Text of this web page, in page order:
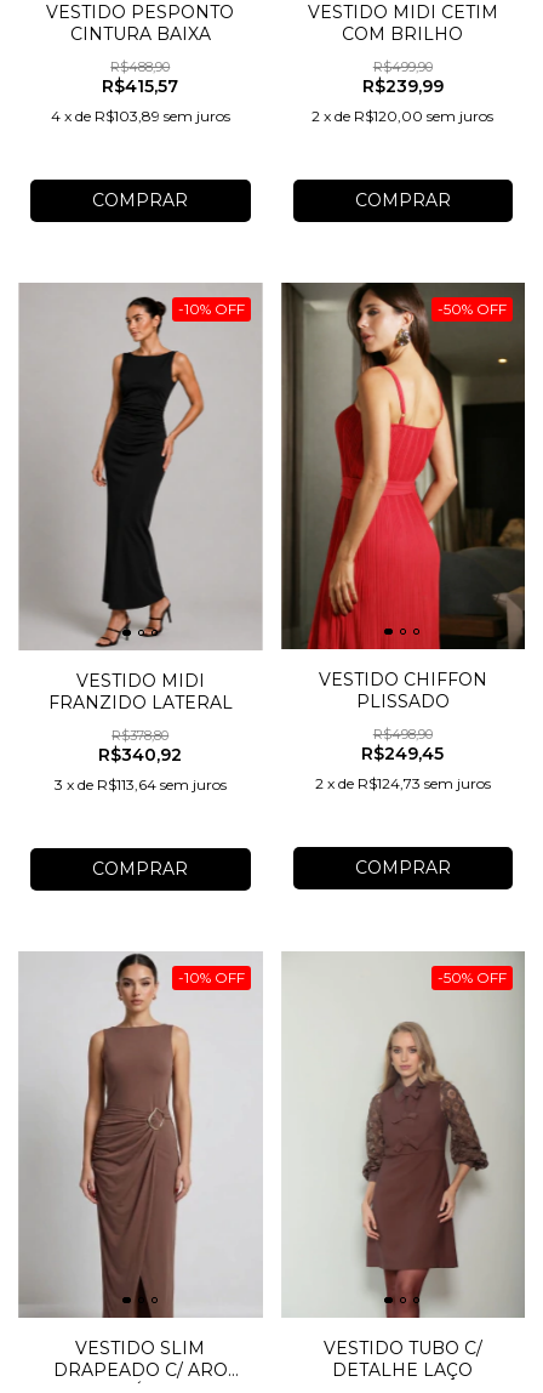
VESTIDO PESPONTO
CINTURA BAIXA
R$488,90
R$415,57
4 x de R$103,89 sem juros
COMPRAR
VESTIDO MIDI CETIM
COM BRILHO
R$499,90
R$239,99
2 xde R$120,00 sem juros
COMPRAR
-10% OFF
VESTIDO MIDI
FRANZIDO LATERAL
R$378,80
R$340,92
3 x de R$113,64 sem juros
COMPRAR
-50% OFF
VESTIDO CHIFFON
PLISSADO
R$498,90
R$249,45
2 x de R$124,73 sem juros
COMPRAR
-10% OFF
VESTIDO SLIM
DRAPEADO C/ ARO
-50% OFF
VESTIDO TUBO C/
DETALHE LAÇO